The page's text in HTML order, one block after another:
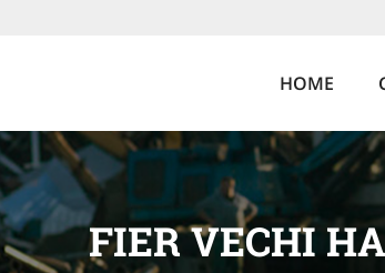
HOME
FIER VECHI